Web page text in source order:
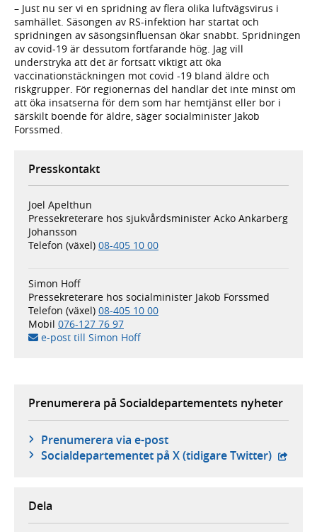
– Just nu ser vi en spridning av flera olika luftvägsvirus i
samhället. Säsongen av RS-infektion har startat och
spridningen av säsongsinfluensan ökar snabbt. Spridningen
av covid-19 är dessutom fortfarande hög. Jag vill
understryka att det är fortsatt viktigt att öka
vaccinationstäckningen mot covid -19 bland äldre och
riskgrupper. För regionernas del handlar det inte minst om
att öka insatserna för dem som har hemtjänst eller bor i
särskilt boende för äldre, säger socialminister Jakob
Forssmed.
Presskontakt
Joel Apelthun
Pressekreterare hos sjukvårdsminister Acko Ankarberg
Johansson
Telefon (växel) 08-405 10 00
Simon Hoff
Pressekreterare hos socialminister Jakob Forssmed
Telefon (växel) 08-405 10 00
Mobil 076-127 76 97
e-post till Simon Hoff
Prenumerera på Socialdepartementets nyheter
Prenumerera via e-post
Social­departementet på X (tidigare Twitter) -
Dela